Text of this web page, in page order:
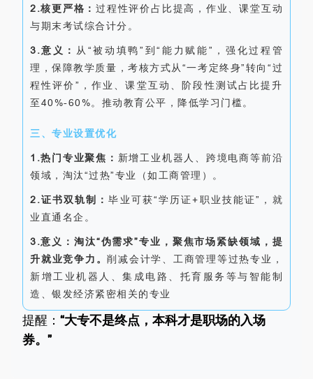
2.核更严格：过程性评价占比提高，作业、课堂互动
与期末考试综合计分。
3.意义： 从“被动填鸭”到“能力赋能”，强化过程管
理，保障教学质量，考核方式从“一考定终身”转向“过
程性评价”，作业、课堂互动、阶段性测试占比提升
至40%-60%。推动教育公平，降低学习门槛。
三、专业设置优化
1.热门专业聚焦： 新增工业机器人、跨境电商等前沿
领域，淘汰“过热”专业（如工商管理）。
2.证书双轨制：毕业可获“学历证+职业技能证”，就
业直通名企。
3.意义： 淘汰“伪需求”专业，聚焦市场紧缺领域，提
升就业竞争力。削减会计学、工商管理等过热专业，
新增工业机器人、集成电路、托育服务等与智能制
造、银发经济紧密相关的专业
提醒： “大专不是终点，本科才是职场的入场
券。”